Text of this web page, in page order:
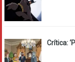
Crítica: